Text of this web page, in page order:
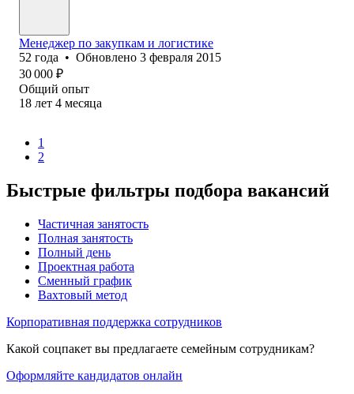
Менеджер по закупкам и логистике
52 года • Обновлено 3 февраля 2015
30 000 ₽
Общий опыт
18 лет 4 месяца
1
2
Быстрые фильтры подбора вакансий
Частичная занятость
Полная занятость
Полный день
Проектная работа
Сменный график
Вахтовый метод
Корпоративная поддержка сотрудников
Какой соцпакет вы предлагаете семейным сотрудникам?
Оформляйте кандидатов онлайн